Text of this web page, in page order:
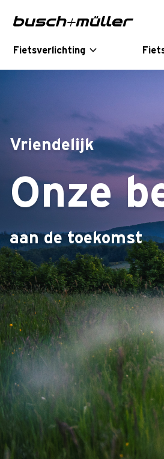
Fietsverlichting
Vriendelijk
Onze
aan de toekomst